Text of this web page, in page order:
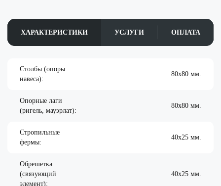
ХАРАКТЕРИСТИКИ УСЛУГИ ОПЛАТА
Столбы (опоры
навеса):
80х80 мм.
Опорные лаги
(ригель, мауэрлат):
80х80 мм.
Стропильные
фермы:
40х25 мм.
Обрешетка
(связующий
элемент):
40х25 мм.